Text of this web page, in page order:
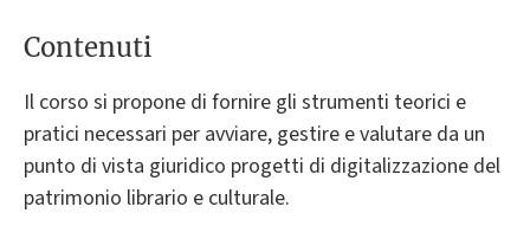
Contenuti
Il corso si propone di fornire gli strumenti teorici e
pratici necessari per avviare, gestire e valutare da un
punto di vista giuridico progetti di digitalizzazione del
patrimonio librario e culturale.